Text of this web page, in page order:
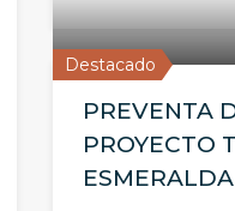
Destacado
PREVENTA
PROYECTO
ESMERALDA